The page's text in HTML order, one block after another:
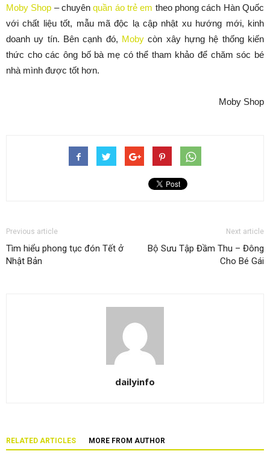
Moby Shop – chuyênquần áo trẻ em theo phong cách Hàn Quốc
với chất liệu tốt, mẫu mã độc lạ cập nhật xu hướng mới, kinh
doanh uy tín. Bên cạnh đó, Moby còn xây hựng hệ thống kiến
thức cho các ông bố bà mẹ có thể tham khảo để chăm sóc bé
nhà mình được tốt hơn.
Moby Shop
Previous article
Tìm hiểu phong tục đón Tết ở
Nhật Bản
Next article
Bộ Sưu Tập Đầm Thu – Đông
Cho Bé Gái
dailyinfo
RELATED ARTICLES MORE FROM AUTHOR